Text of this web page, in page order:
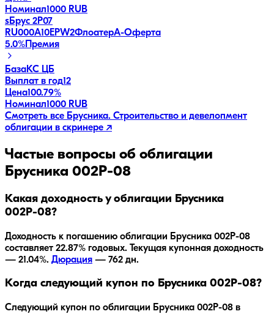
Номинал1000 RUB
sБрус 2Р07
RU000A10EPW2ФлоатерA-Оферта
5.0% Премия
БазаКС ЦБ
Выплат в год12
Цена100.79%
Номинал1000 RUB
Смотреть все Брусника. Строительство и девелопмент
облигации в скринере ↗
Частые вопросы об облигации
Брусника 002Р-08
Какая доходность у облигации Брусника
002Р-08?
Доходность к погашению облигации Брусника 002Р-08
составляет 22.87% годовых. Текущая купонная доходность
— 21.04%. Дюрация — 762 дн.
Когда следующий купон по Брусника 002Р-08?
Следующий купон по облигации Брусника 002Р-08 в